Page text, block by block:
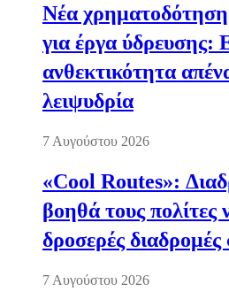
Νέα
για έργα ύδρευσης:
ανθεκτικότητα
λειψυδρία
7 Αυγούστου 2026
«Cool Routes»:
βοηθά τους πολίτες
δροσερές
7 Αυγούστου 2026